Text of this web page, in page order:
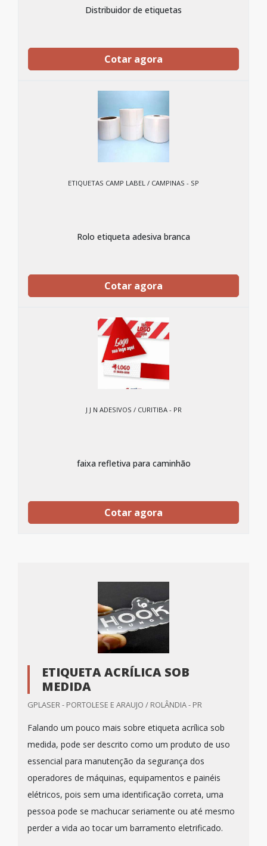
Distribuidor de etiquetas
Cotar agora
ETIQUETAS CAMP LABEL / CAMPINAS - SP
Rolo etiqueta adesiva branca
Cotar agora
J J N ADESIVOS / CURITIBA - PR
faixa refletiva para caminhão
Cotar agora
ETIQUETA ACRÍLICA SOB
MEDIDA
GPLASER - PORTOLESE E ARAUJO / ROLÂNDIA - PR
Falando um pouco mais sobre etiqueta acrílica sob
medida, pode ser descrito como um produto de uso
essencial para manutenção da segurança dos
operadores de máquinas, equipamentos e painéis
elétricos, pois sem uma identificação correta, uma
pessoa pode se machucar seriamente ou até mesmo
perder a vida ao tocar um barramento eletrificado.